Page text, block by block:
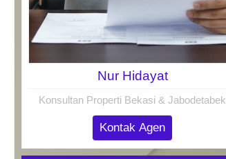
Nur Hidayat
Konsultan Properti Bekasi & Jabodetabek
Kontak Agen